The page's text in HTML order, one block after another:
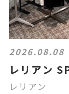
2026.08.08
レリアン
レリアン